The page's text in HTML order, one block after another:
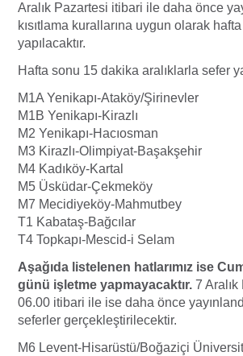
Aralık Pazartesi itibari ile daha önce
kısıtlama kurallarına uygun olarak
yapılacaktır.
Hafta sonu 15 dakika aralıklarla sefer
M1A Yenikapı-Ataköy/Şirinevler
M1B Yenikapı-Kirazlı
M2 Yenikapı-Hacıosman
M3 Kirazlı-Olimpiyat-Başakşehir
M4 Kadıköy-Kartal
M5 Üsküdar-Çekmeköy
M7 Mecidiyeköy-Mahmutbey
T1 Kabataş-Bağcılar
T4 Topkapı-Mescid-i Selam
Aşağıda listelenen hatlarımız ise
günü işletme yapmayacaktır. 7
06.00 itibari ile ise daha önce
seferler gerçekleştirilecektir.
M6 Levent-Hisarüstü/Boğaziçi